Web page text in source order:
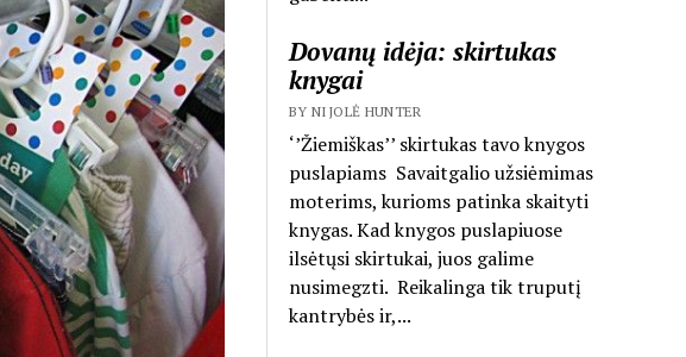
Dovanų idėja: skirtukas
knygai
BY NIJOLĖ HUNTER
‘’Žiemiškas’’ skirtukas tavo knygos
puslapiams Savaitgalio užsiėmimas
moterims, kurioms patinka skaityti
knygas. Kad knygos puslapiuose
ilsėtųsi skirtukai, juos galime
nusimegzti. Reikalinga tik truputį
kantrybės ir,...